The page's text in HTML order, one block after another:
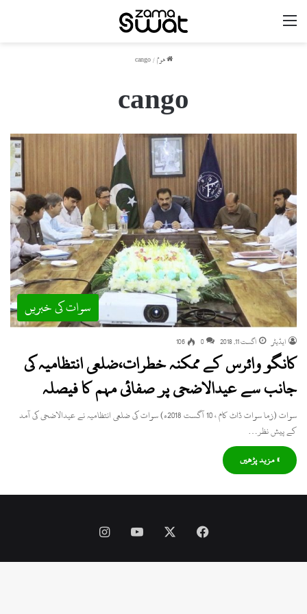
ھوم /
cango
cango
سوات کی خبریں
ایڈیٹر اگست 11, 2018 0
106
کانگو وائرس کے ممکنہ خطرات،ضلعی انتظامیہ کی
جانب سے عیدالاضحی پر صفائی مہم کا فیصلہ
سوات (زما سوات ڈاٹ کام ، 10 آگست 2018ء) سوات کی ضلعی انتظامیہ نے عیدالاضحی کی آمد
کے پیش نظر…
» مزید پڑھیں
Facebook
YouTube